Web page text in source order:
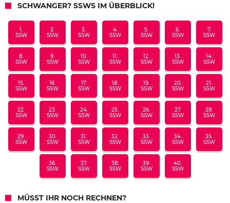
SCHWANGER? SSWS IM ÜBERBLICK!
1.
SSW
2.
SSW
3.
SSW
4.
SSW
5.
SSW
6.
SSW
7.
SSW
8.
SSW
9.
SSW
10.
SSW
11.
SSW
12.
SSW
13.
SSW
14.
SSW
15.
SSW
16.
SSW
17.
SSW
18.
SSW
19.
SSW
20.
SSW
21.
SSW
22.
SSW
23.
SSW
24.
SSW
25.
SSW
26.
SSW
27.
SSW
28.
SSW
29.
SSW
30.
SSW
31.
SSW
32.
SSW
33.
SSW
34.
SSW
35.
SSW
36.
SSW
37.
SSW
38.
SSW
39.
SSW
40.
SSW
MÜSST IHR NOCH RECHNEN?